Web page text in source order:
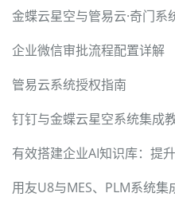
金蝶云星空与管易云·奇门系
企业微信审批流程配置详解
管易云系统授权指南
钉钉与金蝶云星空系统集成
有效搭建企业AI知识库：提
用友U8与MES、PLM系统